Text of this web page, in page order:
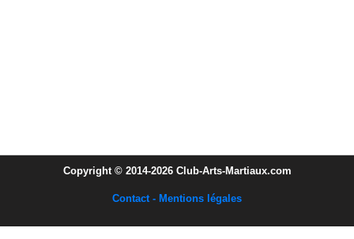
Copyright © 2014-2026 Club-Arts-Martiaux.com
Contact - Mentions légales